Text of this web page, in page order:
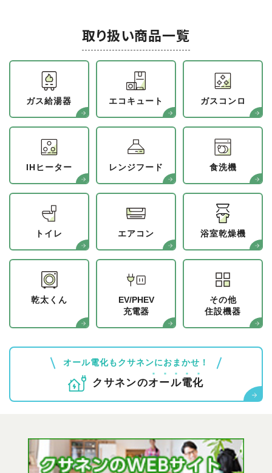
取り扱い商品一覧
ガス給湯器 エコキュート ガスコンロ
IHヒーター レンジフード 食洗機
トイレ エアコン 浴室乾燥機
乾太くん
EV/PHEV
充電器
その他
住設機器
オール電化もクサネンにおまかせ！
クサネンのオール電化